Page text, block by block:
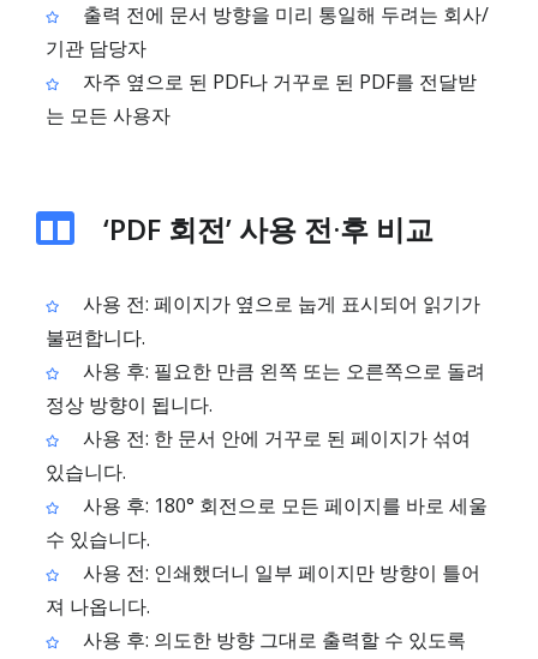
출력 전에 문서 방향을 미리 통일해 두려는 회사/
기관 담당자
자주 옆으로 된 PDF나 거꾸로 된 PDF를 전달받
는 모든 사용자
‘PDF 회전’ 사용 전·후 비교
사용 전: 페이지가 옆으로 눕게 표시되어 읽기가
불편합니다.
사용 후: 필요한 만큼 왼쪽 또는 오른쪽으로 돌려
정상 방향이 됩니다.
사용 전: 한 문서 안에 거꾸로 된 페이지가 섞여
있습니다.
사용 후: 180° 회전으로 모든 페이지를 바로 세울
수 있습니다.
사용 전: 인쇄했더니 일부 페이지만 방향이 틀어
져 나옵니다.
사용 후: 의도한 방향 그대로 출력할 수 있도록